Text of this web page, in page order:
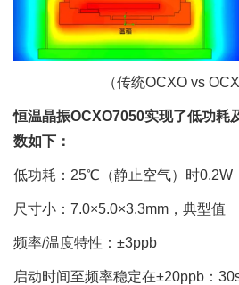
（传统OCXO vs
恒温晶振OCXO7050实现了低功耗
数如下：
低功耗：25℃（静止空气）时0.2W
尺寸小：7.0×5.0×3.3mm，典型值
频率/温度特性：±3ppb
启动时间至频率稳定在±20ppb：